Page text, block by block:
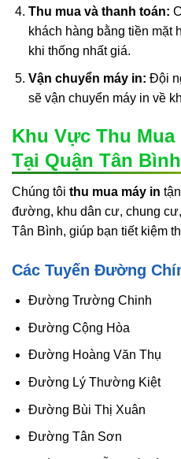
Thu mua và thanh toán:
khách hàng bằng tiền mặt
khi thống nhất giá.
Vận chuyển máy in: Đội
sẽ vận chuyển máy in về
Khu Vực Thu Mua
Tại Quận Tân Bình
Chúng tôi thu mua máy in
đường, khu dân cư, chung
Tân Bình, giúp bạn tiết kiệm
Các Tuyến Đường
Đường Trường Chinh
Đường Cộng Hòa
Đường Hoàng Văn Thụ
Đường Lý Thường Kiệt
Đường Bùi Thị Xuân
Đường Tân Sơn